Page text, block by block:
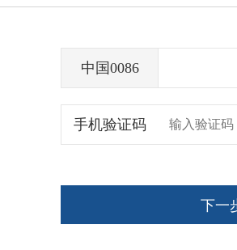
中国0086
手机验证码
下一